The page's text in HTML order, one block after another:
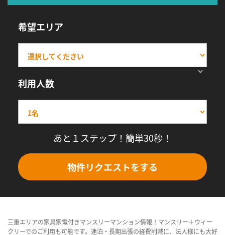
希望エリア
利用人数
あと１ステップ！簡単30秒！
物件リクエストをする
三重エリアの家具家電付きマンスリーマンション情報！マンスリー＋ウィー
クリーでのご利用も可能です。連泊・長期出張の経費削減に、法人様にも大好